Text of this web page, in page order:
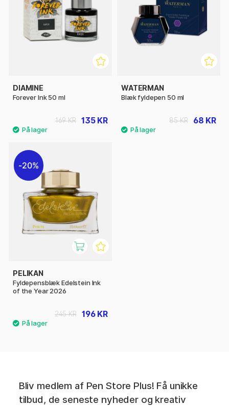
DIAMINE
Forever Ink 50 ml
135 KR
169 KR
WATERMAN
Blæk fyldepen 50 ml
68 KR
85 KR
20%
PELIKAN
Fyldepensblæk Edelstein Ink
of the Year 2026
196 KR
245 KR
Bliv medlem af Pen Store Plus! Få unikke
tilbud, de seneste nyheder og kreativ